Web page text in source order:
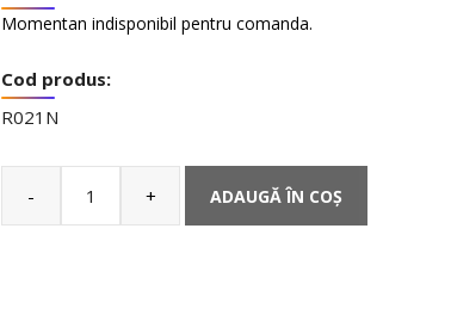
Momentan indisponibil pentru comanda.
Cod produs:
R021N
-
Cantitate
Husă
+ ADAUGĂ ÎN COȘ